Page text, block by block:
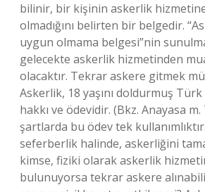
bilinir, bir kişinin askerlik
olmadığını belirten bir belgedir.
uygun olmama belgesi”nin
gelecekte askerlik hizmetinden
olacaktır. Tekrar askere gitmek
Askerlik, 18 yaşını doldurmuş
hakkı ve ödevidir. (Bkz. Anayasa
şartlarda bu ödev tek
seferberlik halinde, askerliğini
kimse, fiziki olarak askerlik
bulunuyorsa tekrar askere